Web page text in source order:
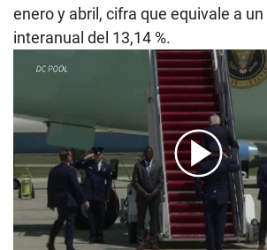
enero y abril, cifra que equivale a
interanual del 13,14 %.
00:00/01:58